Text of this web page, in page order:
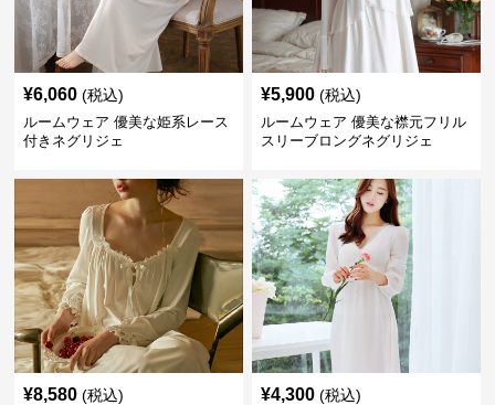
¥6,060 (税込)
ルームウェア 優美な姫系レース
付きネグリジェ
¥5,900 (税込)
ルームウェア 優美な襟元フリル
スリーブロングネグリジェ
¥8,580 (税込) ¥4,300 (税込)